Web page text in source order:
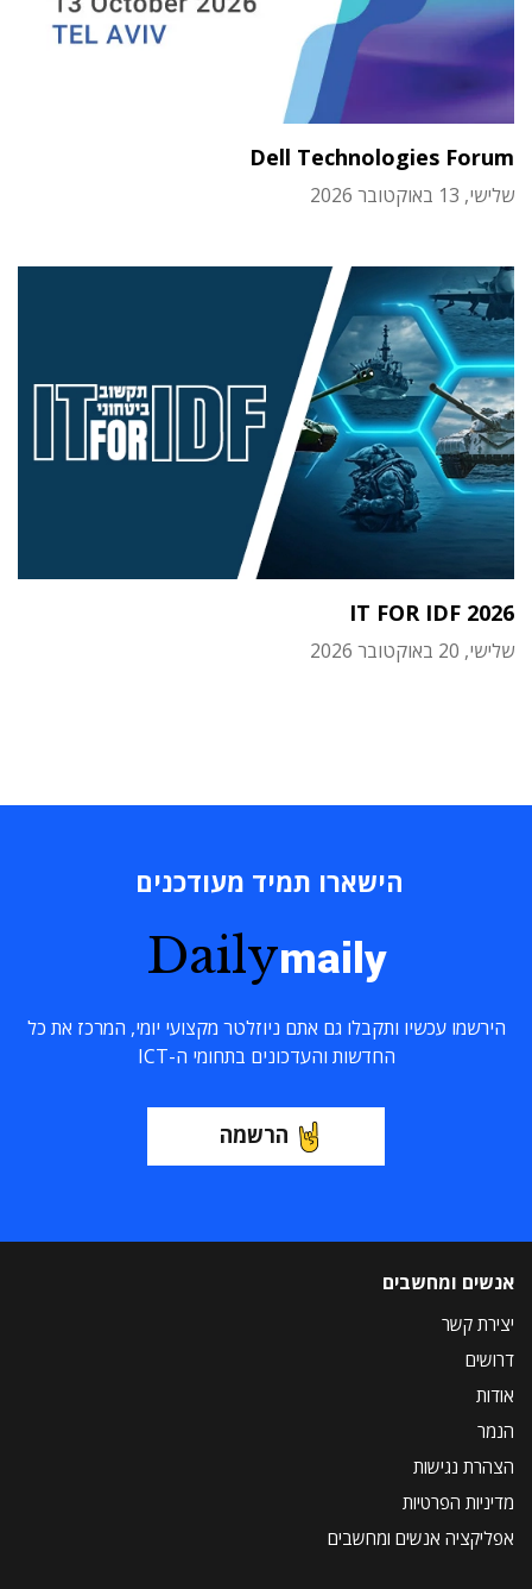
Dell Technologies Forum
שלישי, 13 באוקטובר 2026
IT FOR IDF 2026
שלישי, 20 באוקטובר 2026
הישארו תמיד מעודכנים
Dailymaily
הירשמו עכשיו ותקבלו גם אתם ניוזלטר מקצועי יומי, המרכז את כל
החדשות והעדכונים בתחומי ה-ICT
הרשמה
אנשים ומחשבים
יצירת קשר
דרושים
אודות
הנמר
הצהרת נגישות
מדיניות הפרטיות
אפליקציה אנשים ומחשבים